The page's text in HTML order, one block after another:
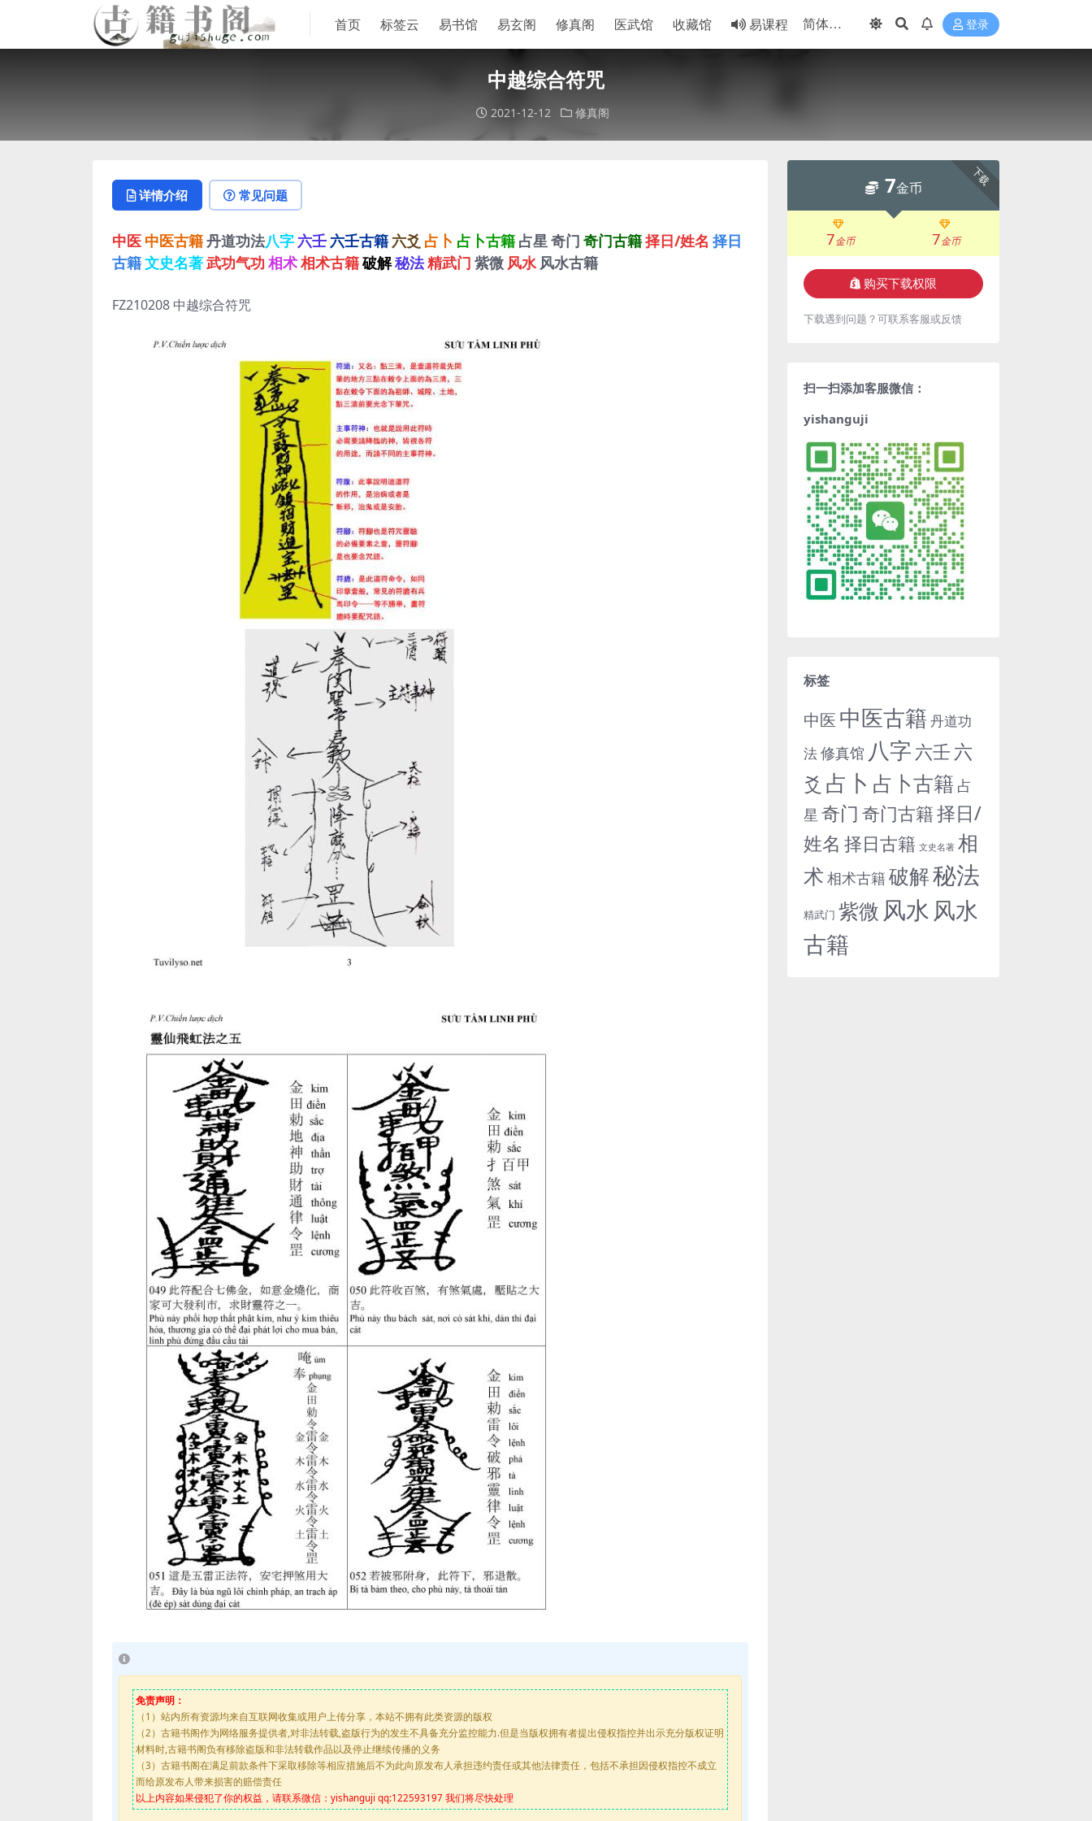
首页 标签云 易书馆 易玄阁 修真阁 医武馆 收藏馆 易课程 登录
中越综合符咒
2021-12-12 修真阁
详情介绍 常见问题
中医 中医古籍丹道功法八字 六壬 六壬古籍 六爻 占卜 占卜古籍 占星奇门 奇门古籍择日/姓名 择日
古籍文史名著武功气功 相术相术古籍破解秘法精武门 紫微 风水 风水古籍
FZ210208 中越综合符咒
免责声明：
（1）站内所有资源均来自互联网收集或用户上传分享，本站不拥有此类资源的版权
（2）古籍书阁作为网络服务提供者,对非法转载,盗版行为的发生不具备充分监控能力.但是当版权拥有者提出侵权指控并出示充分版权证明
材料时,古籍书阁负有移除盗版和非法转载作品以及停止继续传播的义务
（3）古籍书阁在满足前款条件下采取移除等相应措施后不为此向原发布人承担违约责任或其他法律责任，包括不承担因侵权指控不成立
而给原发布人带来损害的赔偿责任
以上内容如果侵犯了你的权益，请联系微信：yishanguji qq:122593197 我们将尽快处理
下载
7金币
7金币 7金币
购买下载权限
下载遇到问题？可联系客服或反馈
扫一扫添加客服微信：
yishanguji
标签
中医 中医古籍 丹道功
法修真馆 八字 六壬 六
爻 占卜 占卜古籍 占
星 奇门 奇门古籍择日/
姓名 择日古籍 文史名著 相
术 相术古籍破解秘法
精武门 紫微 风水 风水
古籍